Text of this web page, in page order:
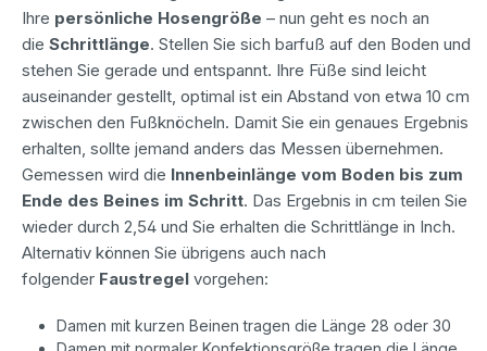
Ihre persönliche Hosengröße – nun geht es noch an
die Schrittlänge. Stellen Sie sich barfuß auf den Boden und
stehen Sie gerade und entspannt. Ihre Füße sind leicht
auseinander gestellt, optimal ist ein Abstand von etwa 10 cm
zwischen den Fußknöcheln. Damit Sie ein genaues Ergebnis
erhalten, sollte jemand anders das Messen übernehmen.
Gemessen wird die Innenbeinlänge vom Boden bis zum
Ende des Beines im Schritt. Das Ergebnis in cm teilen Sie
wieder durch 2,54 und Sie erhalten die Schrittlänge in Inch.
Alternativ können Sie übrigens auch nach
folgender Faustregel vorgehen:
Damen mit kurzen Beinen tragen die Länge 28 oder 30